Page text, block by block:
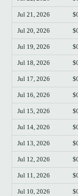
Jul 21, 2026
Jul 20, 2026
Jul 19, 2026
Jul 18, 2026
Jul 17, 2026
Jul 16, 2026
Jul 15, 2026
Jul 14, 2026
Jul 13, 2026
Jul 12, 2026
Jul 11, 2026
Jul 10, 2026